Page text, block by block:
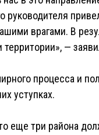
руководителя
врагами. В
—
процесса и
уступках.
еще три района